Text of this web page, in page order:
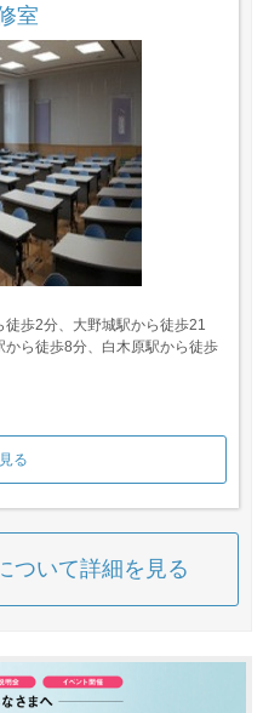
室
歩2分、大野城駅から徒歩21
ら徒歩8分、白木原駅から徒歩
る
ついて詳細を見る